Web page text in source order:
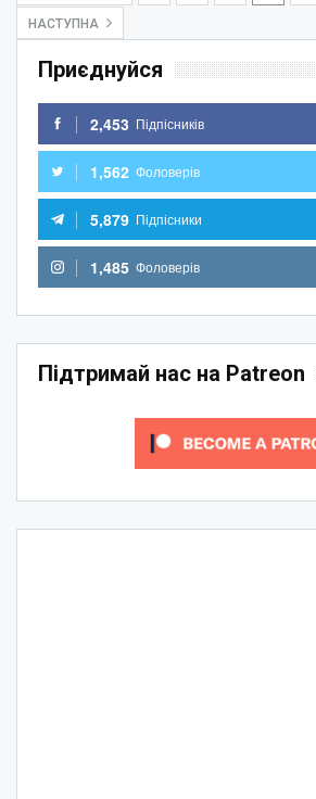
НАСТУПНА
Приєднуйся
2,453 Підпісників
1,562 Фоловерів
5,879 Підпісники
1,485 Фоловерів
Підтримай нас на Patreon